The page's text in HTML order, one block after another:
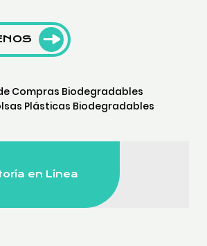
Compras Biodegradables
Plásticas Biodegradables
en Línea